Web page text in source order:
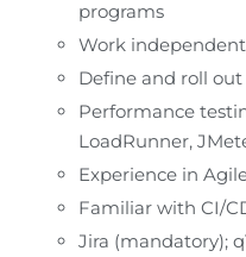
programs
Work
Define and roll
Performance
LoadRunner,
Experience in
Familiar with CI/
Jira (mandatory);